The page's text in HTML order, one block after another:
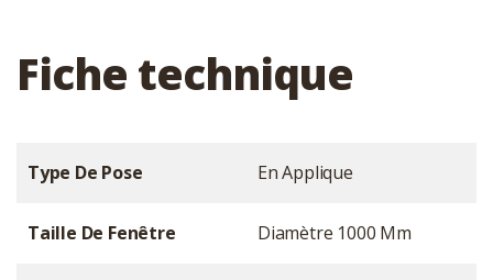
Fiche technique
Type De Pose En Applique
Taille De Fenêtre Diamètre 1000 Mm